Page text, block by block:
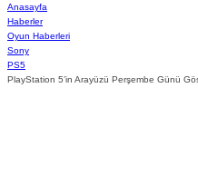
Anasayfa
Haberler
Oyun Haberleri
Sony
PS5
PlayStation 5’in Arayüzü Perşembe Günü